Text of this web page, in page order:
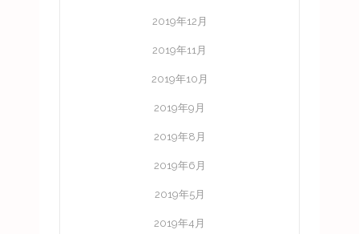
2019年12月
2019年11月
2019年10月
2019年9月
2019年8月
2019年6月
2019年5月
2019年4月